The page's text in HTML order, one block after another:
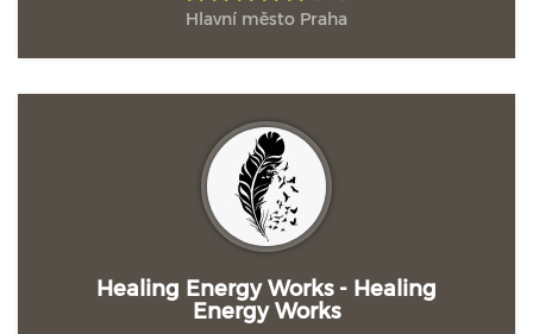
Hlavní město Praha
Healing Energy Works - Healing
Energy Works